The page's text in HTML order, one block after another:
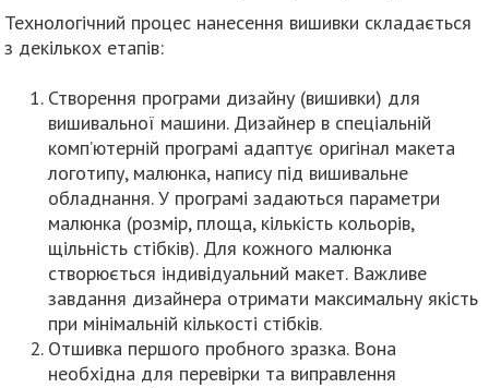
Технологічний процес нанесення вишивки складається
з декількох етапів:
Створення програми дизайну (вишивки) для
вишивальної машини. Дизайнер в спеціальній
комп’ютерній програмі адаптує оригінал макета
логотипу, малюнка, напису під вишивальне
обладнання. У програмі задаються параметри
малюнка (розмір, площа, кількість кольорів,
щільність стібків). Для кожного малюнка
створюється індивідуальний макет. Важливе
завдання дизайнера отримати максимальну якість
при мінімальній кількості стібків.
Отшивка першого пробного зразка. Вона
необхідна для перевірки та виправлення